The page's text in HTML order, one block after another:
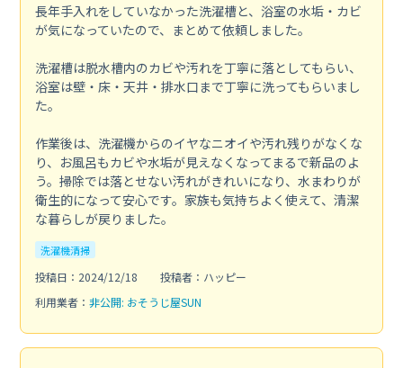
長年手入れをしていなかった洗濯槽と、浴室の水垢・カビ
が気になっていたので、まとめて依頼しました。
洗濯槽は脱水槽内のカビや汚れを丁寧に落としてもらい、
浴室は壁・床・天井・排水口まで丁寧に洗ってもらいまし
た。
作業後は、洗濯機からのイヤなニオイや汚れ残りがなくな
り、お風呂もカビや水垢が見えなくなってまるで新品のよ
う。掃除では落とせない汚れがきれいになり、水まわりが
衛生的になって安心です。家族も気持ちよく使えて、清潔
な暮らしが戻りました。
洗濯機清掃
投稿日：2024/12/18
投稿者：ハッピー
利用業者： 非公開: おそうじ屋SUN